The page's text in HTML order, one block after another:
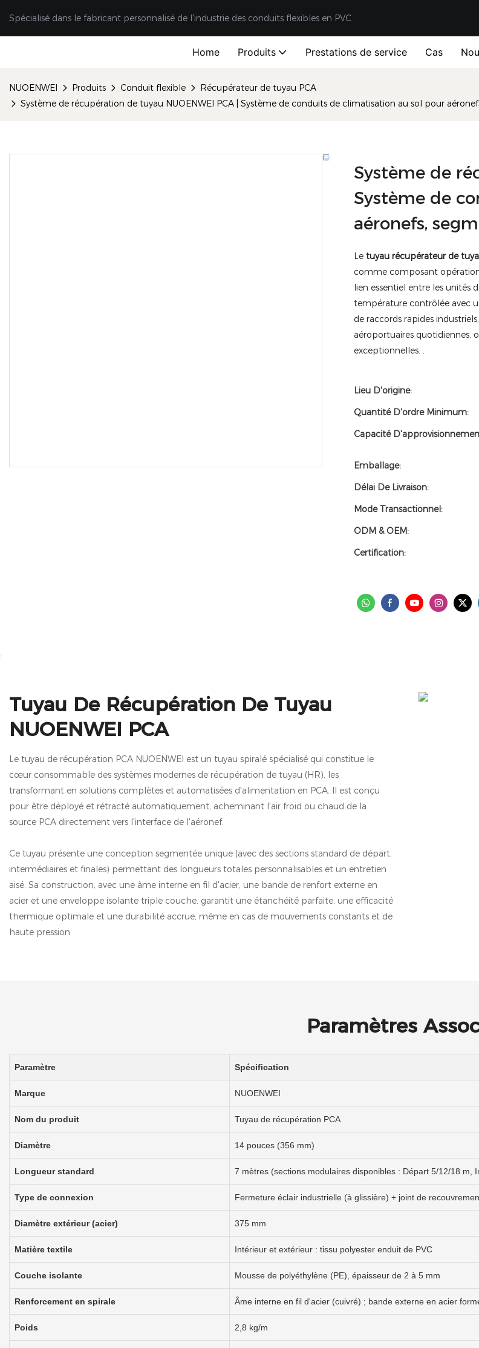
Spécialisé dans le fabricant personnalisé de l'industrie des conduits flexibles en PVC
Home Produits Prestations de service Cas
NUOENWEI Produits Conduit flexible
Récupérateur de tuyau PCA
Système de récupération de tuyau NUOENWEI PCA | Système de conduits de climatisation au sol pour
Système de
Système de
aéronefs,
Le tuyau récupérateur de
comme composant
lien essentiel entre les unités
température contrôlée avec
de raccords rapides
aéroportuaires quotidiennes,
exceptionnelles. .
Lieu D'origine:
Quantité D'ordre Minimum:
Capacité
Emballage:
Délai De Livraison:
Mode Transactionnel:
ODM & OEM:
Certification:
Tuyau De Récupération De Tuyau
NUOENWEI PCA
Le tuyau de récupération PCA NUOENWEI est un tuyau spiralé spécialisé qui constitue le
cœur consommable des systèmes modernes de récupération de tuyau (HR), les
transformant en solutions complètes et automatisées d'alimentation en PCA. Il est conçu
pour être déployé et rétracté automatiquement, acheminant l'air froid ou chaud de la
source PCA directement vers l'interface de l'aéronef.
Ce tuyau présente une conception segmentée unique (avec des sections standard de départ,
intermédiaires et finales) permettant des longueurs totales personnalisables et un entretien
aisé. Sa construction, avec une âme interne en fil d'acier, une bande de renfort externe en
acier et une enveloppe isolante triple couche, garantit une étanchéité parfaite, une efficacité
thermique optimale et une durabilité accrue, même en cas de mouvements constants et de
haute pression.
Paramètres
Paramètre Spécification
Marque NUOENWEI
Nom du produit Tuyau de récupération PCA
Diamètre 14 pouces (356 mm)
Longueur standard 7 mètres (sections modulaires disponibles : Départ 5/12/18 m,
Type de connexion Fermeture éclair industrielle (à glissière) + joint de
Diamètre extérieur (acier) 375 mm
Matière textile Intérieur et extérieur : tissu polyester enduit de PVC
Couche isolante Mousse de polyéthylène (PE), épaisseur de 2 à 5 mm
Renforcement en spirale Âme interne en fil d'acier (cuivré) ; bande externe en acier
Poids 2,8 kg/m